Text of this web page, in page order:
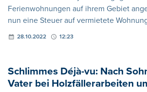
Ferienwohnungen auf ihrem Gebiet
nun eine Steuer auf vermietete
28.10.2022 12:23
Schlimmes Déjà-vu: Nach
Vater bei Holzfällerarbeiten